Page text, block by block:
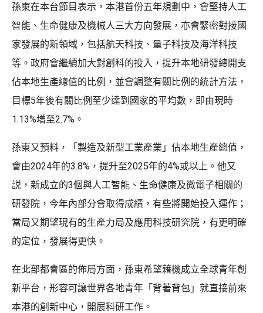
孫東在本台節目表示，本港首份五年規劃中，會堅持人工
智能、生命健康及機械人三大方向發展，亦會緊密對接國
家發展的新領域，包括航天科技、量子科技及海洋科技
等。政府會繼續加大對創科的投入，提升本地研發總開支
佔本地生產總值的比例，並會調整有關比例的統計方法，
目標5年後有關比例至少達到國家的平均數，即由現時
1.13%增至2.7%。
孫東又預料，「製造及新型工業產業」佔本地生產總值，
會由2024年的3.8%，提升至2025年的4%或以上。他又
説，新成立的3個與人工智能、生命健康及微電子相關的
研發院，今年內部分會取得成績，有些將開始投入運作；
當局又期望現有的生產力局及應用科技研究院，有更明確
的定位，發展得更快。
在北部都會區的佈局方面，孫東希望藉機成立全球青年創
新平台，形容可讓世界各地青年「背著背包」就直接前來
本港的創新中心，開展科研工作。